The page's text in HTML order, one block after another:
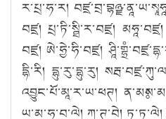
ར་པྲ་ཧ་ར།
བཛྲ། པྲ་ཏི་སྠི་ར་བཛྲ།
བཛྲ། ཨེ་ཧྱེ་ཧི་བཛྲ།
དྷི་རི། དྷུ་རུ་དྷུ་རུ།
འབྱུང་པོ་མཱ་ར་ཡ་ཕཊ།
ཡ་མ་ཧ་བ་ལེ། ཀ་ཊ་བེ།